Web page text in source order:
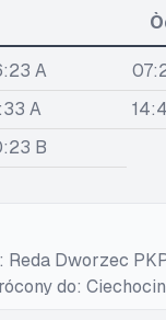
A
A
B
Reda Dworzec
do: